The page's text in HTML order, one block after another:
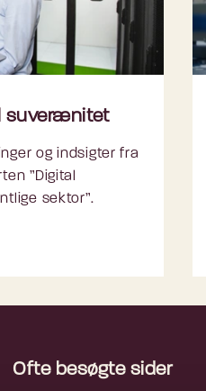
suverænitet
og indsigter fra
”Digital
sektor”.
Ofte besøgte sider